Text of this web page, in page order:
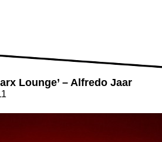
Lounge’ – Alfredo Jaar